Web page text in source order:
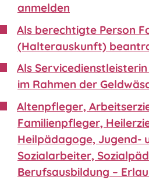
anmelden
Als berechtigte Person
(Halterauskunft)
Als
im Rahmen der
Altenpfleger,
Familienpfleger,
Heilpädagoge, Jugend-
Sozialarbeiter,
Berufsausbildung –